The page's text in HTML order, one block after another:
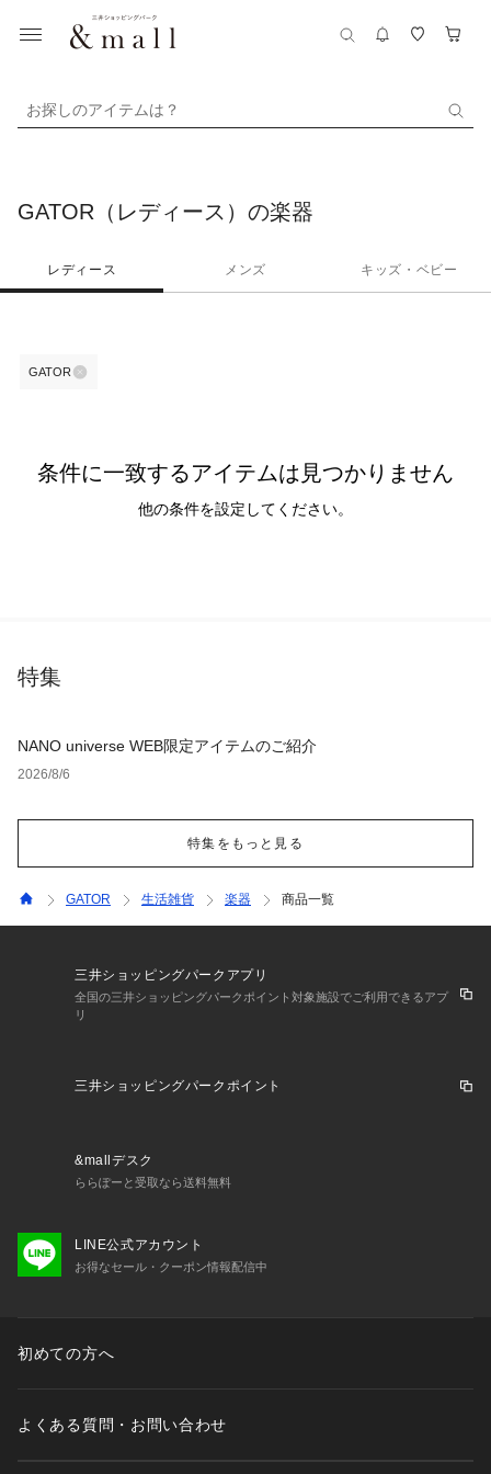
お探しのアイテムは？
GATOR（レディース）の楽器
レディース メンズ キッズ・ベビー
GATOR
条件に一致するアイテムは見つかりません
他の条件を設定してください。
特集
NANO universe WEB限定アイテムのご紹介
2026/8/6
特集をもっと見る
GATOR 生活雑貨 楽器 商品一覧
三井ショッピングパークアプリ
全国の三井ショッピングパークポイント対象施設でご利用できるアプ
リ
三井ショッピングパークポイント
&mallデスク
ららぽーと受取なら送料無料
LINE公式アカウント
お得なセール・クーポン情報配信中
初めての方へ
よくある質問・お問い合わせ